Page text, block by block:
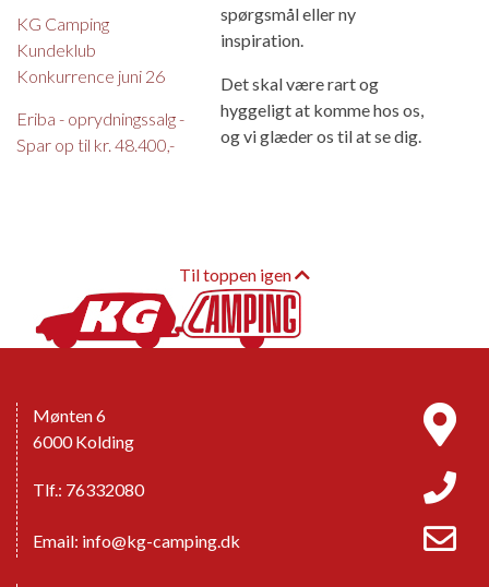
KG Camping
Kundeklub
Konkurrence juni 26
Eriba - oprydningssalg -
Spar op til kr. 48.400,-
spørgsmål eller ny
inspiration.
Det skal være rart og
hyggeligt at komme hos os,
og vi glæder os til at se dig.
Til toppen igen
Mønten 6
6000 Kolding
Tlf.: 76332080
Email: info@kg-camping.dk